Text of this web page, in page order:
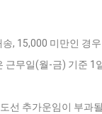
송, 15,000 미만인 경
근무일(월-금) 기준
선 추가운임이 부과